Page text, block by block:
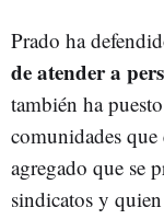
Prado ha
de atender a
también ha
comunidades que
agregado que se
sindicatos y